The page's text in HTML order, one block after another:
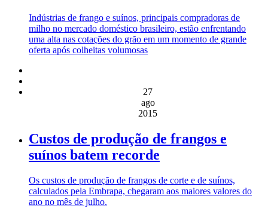
Indústrias de frango e suínos, principais compradoras de
milho no mercado doméstico brasileiro, estão enfrentando
uma alta nas cotações do grão em um momento de grande
oferta após colheitas volumosas
27
ago
2015
Custos de produção de frangos e
suínos batem recorde
Os custos de produção de frangos de corte e de suínos,
calculados pela Embrapa, chegaram aos maiores valores do
ano no mês de julho.